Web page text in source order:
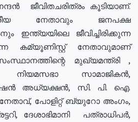
ജീവിതചരിത്രം കൂടിയാണ്.
നേതാവും ജനപക്ഷ
ഇന്ത്യയിലെ ജീവിച്ചിരിക്കുന്ന
കമ്യൂണിസ്റ്റ് നേതാവുമാണ്
മുഖ്യമന്ത്രി ,
നിയമസഭാ സാമാജികൻ,
അധ്യക്ഷൻ, സി. പി. ഐ.
പോളിറ്റ് ബ്യുറോ അംഗം,
ദേശാഭിമാനി പത്രാധിപർ,